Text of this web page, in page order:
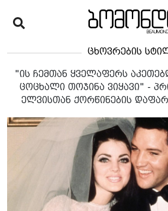
ცხოვრების
"ის ჩემთან ყველაფერს
ცოცხალი თოჯინა ვიყავი" -
ელვისთან ქორწინების